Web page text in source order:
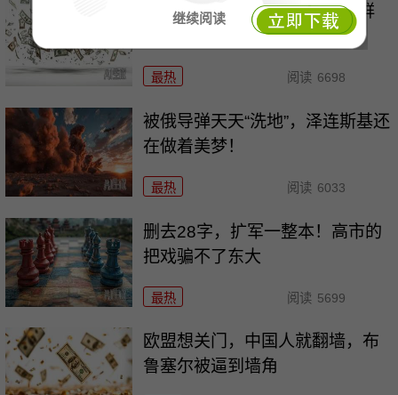
继续阅读
766亿买不来安全？美核潜光鲜
\"大计划\"的背后
最热 阅读 6698
被俄导弹天天“洗地”，泽连斯基还
在做着美梦！
最热 阅读 6033
删去28字，扩军一整本！高市的
把戏骗不了东大
最热 阅读 5699
欧盟想关门，中国人就翻墙，布
鲁塞尔被逼到墙角